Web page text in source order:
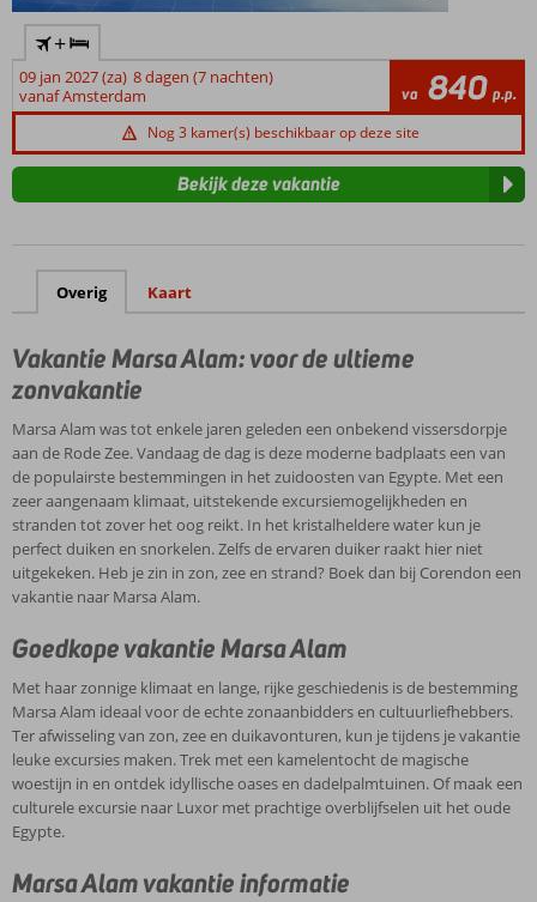
+
09 jan 2027 (za) 8 dagen (7 nachten)
vanaf Amsterdam
va 840 p.p.
Nog 3 kamer(s) beschikbaar op deze site
Bekijk deze vakantie
Overig Kaart
Vakantie Marsa Alam: voor de ultieme
zonvakantie
Marsa Alam was tot enkele jaren geleden een onbekend vissersdorpje
aan de Rode Zee. Vandaag de dag is deze moderne badplaats een van
de populairste bestemmingen in het zuidoosten van Egypte. Met een
zeer aangenaam klimaat, uitstekende excursiemogelijkheden en
stranden tot zover het oog reikt. In het kristalheldere water kun je
perfect duiken en snorkelen. Zelfs de ervaren duiker raakt hier niet
uitgekeken. Heb je zin in zon, zee en strand? Boek dan bij Corendon een
vakantie naar Marsa Alam.
Goedkope vakantie Marsa Alam
Met haar zonnige klimaat en lange, rijke geschiedenis is de bestemming
Marsa Alam ideaal voor de echte zonaanbidders en cultuurliefhebbers.
Ter afwisseling van zon, zee en duikavonturen, kun je tijdens je vakantie
leuke excursies maken. Trek met een kamelentocht de magische
woestijn in en ontdek idyllische oases en dadelpalmtuinen. Of maak een
culturele excursie naar Luxor met prachtige overblijfselen uit het oude
Egypte.
Marsa Alam vakantie informatie